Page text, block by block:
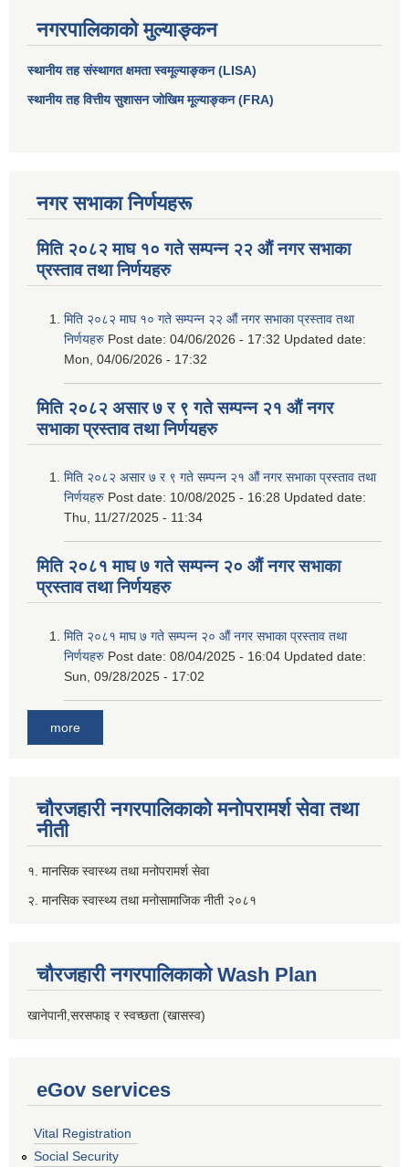
नगरपालिकाको मुल्याङ्कन
स्थानीय तह संस्थागत क्षमता स्वमूल्याङ्कन (LISA)
स्थानीय तह वित्तीय सुशासन जोखिम मूल्याङ्कन (FRA)
नगर सभाका निर्णयहरू
मिति २०८२ माघ १० गते सम्पन्न २२ औं नगर सभाका
प्रस्ताव तथा निर्णयहरु
मिति २०८२ माघ १० गते सम्पन्न २२ औं नगर सभाका प्रस्ताव तथा
निर्णयहरु Post date: 04/06/2026 - 17:32 Updated date:
Mon, 04/06/2026 - 17:32
मिति २०८२ असार ७ र ९ गते सम्पन्न २१ औं नगर
सभाका प्रस्ताव तथा निर्णयहरु
मिति २०८२ असार ७ र ९ गते सम्पन्न २१ औं नगर सभाका प्रस्ताव तथा
निर्णयहरु Post date: 10/08/2025 - 16:28 Updated date:
Thu, 11/27/2025 - 11:34
मिति २०८१ माघ ७ गते सम्पन्न २० औं नगर सभाका
प्रस्ताव तथा निर्णयहरु
मिति २०८१ माघ ७ गते सम्पन्न २० औं नगर सभाका प्रस्ताव तथा
निर्णयहरु Post date: 08/04/2025 - 16:04 Updated date:
Sun, 09/28/2025 - 17:02
more
चौरजहारी नगरपालिकाको मनोपरामर्श सेवा तथा
नीती
१. मानसिक स्वास्थ्य तथा मनोपरामर्श सेवा
२. मानसिक स्वास्थ्य तथा मनोसामाजिक नीती २०८१
चौरजहारी नगरपालिकाको Wash Plan
खानेपानी,सरसफाइ र स्वच्छता (खासस्व)
eGov services
Vital Registration
Social Security